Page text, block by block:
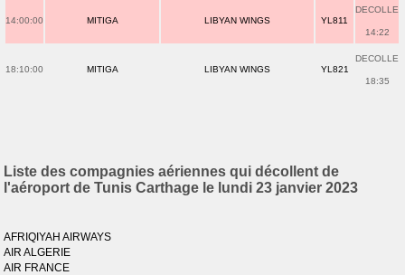
14:00:00 MITIGA LIBYAN WINGS YL811
DECOLLE
14:22
18:10:00 MITIGA LIBYAN WINGS YL821
DECOLLE
18:35
Liste des compagnies aériennes qui décollent de
l'aéroport de Tunis Carthage le lundi 23 janvier 2023
AFRIQIYAH AIRWAYS
AIR ALGERIE
AIR FRANCE